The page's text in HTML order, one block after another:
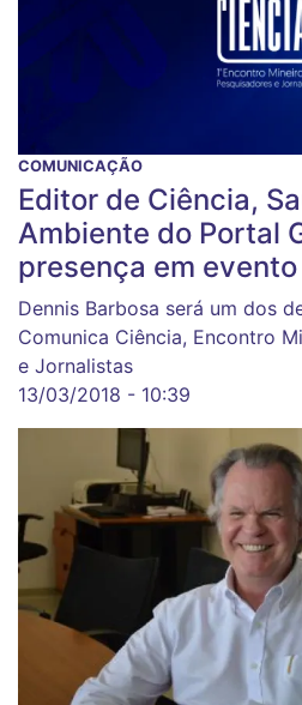
COMUNICAÇÃO
Editor de Ciência,
Ambiente do Portal
presença em evento
Dennis Barbosa será um dos
Comunica Ciência, Encontro
e Jornalistas
13/03/2018 - 10:39